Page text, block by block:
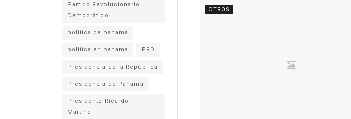
OTROS
Partido Revolucionario
Democrático
politica de panama
politica en panama PRD
Presidencia de la República
Presidencia de Panamá
Presidente Ricardo
Martinelli